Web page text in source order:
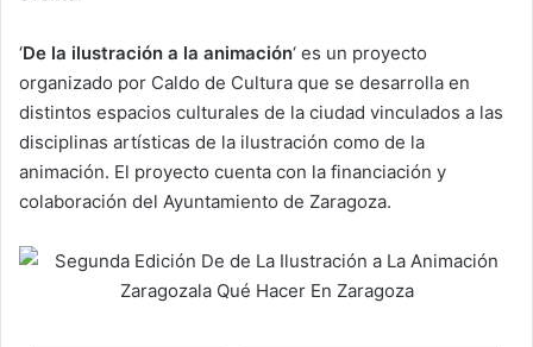
‘De la ilustración a la animación‘ es un proyecto
organizado por Caldo de Cultura que se desarrolla en
distintos espacios culturales de la ciudad vinculados a las
disciplinas artísticas de la ilustración como de la
animación. El proyecto cuenta con la financiación y
colaboración del Ayuntamiento de Zaragoza.